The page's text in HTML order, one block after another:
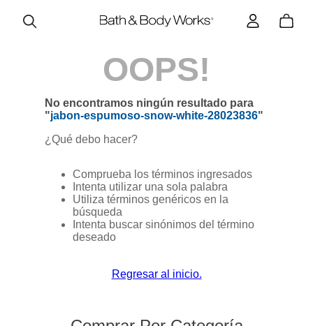
OOPS!
No encontramos ningún resultado para
"jabon-espumoso-snow-white-28023836"
¿Qué debo hacer?
Comprueba los términos ingresados
Intenta utilizar una sola palabra
Utiliza términos genéricos en la
búsqueda
Intenta buscar sinónimos del término
deseado
Regresar al inicio.